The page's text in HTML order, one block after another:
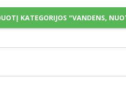
KATEGORIJOS "VANDENS,